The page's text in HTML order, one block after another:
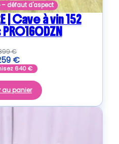
défaut d'aspect
| Cave à vin 152
€
€
640€
au panier